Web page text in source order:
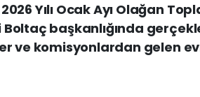
Yılı Ocak Ayı Olağan
Boltaç başkanlığında
ve komisyonlardan gelen